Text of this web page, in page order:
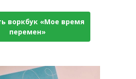
воркбук «Мое время
перемен»